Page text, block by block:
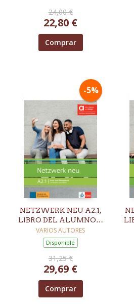
24,00 €
22,80 €
Comprar
-5%
NETZWERK NEU A2.1,
LIBRO DEL ALUMNO Y
DE EJERCICIOS
EDICION HIBRIDA
ALLANGO
VARIOS AUTORES
Disponible
31,25 €
29,69 €
Comprar